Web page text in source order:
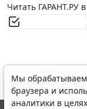
Читать ГАРАНТ.РУ в
Мы
браузера и
аналитики в